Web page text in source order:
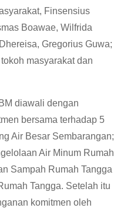
Finsensius
Boawae, Wilfrida
Gregorius Guwa;
masyarakat dan
diawali dengan
bersama terhadap 5
Air Besar Sembarangan;
Air Minum Rumah
Sampah Rumah Tangga
Tangga. Setelah itu
komitmen oleh